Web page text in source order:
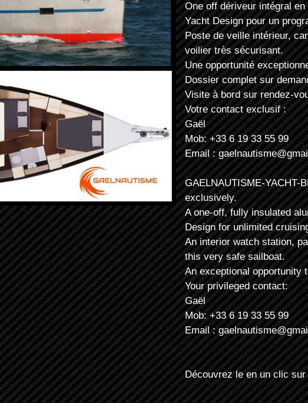
One off dériveur intégral
Yacht Design pour un
Poste de veille intérieur,
voilier très sécurisant.
Une opportunité
Dossier complet sur
Visite à bord sur rendez-
Votre contact exclusif :
Gaël
Mob: +33 6 19 33 55 99
Email :
GAELNAUTISME-YACHT-
exclusively.
A one-off, fully insulated
Design for unlimited
An interior watch station,
this very safe sailboat.
An exceptional opportunity
Your privileged contact:
Gaël
Mob: +33 6 19 33 55 99
Email :
Découvrez le en un clic sur